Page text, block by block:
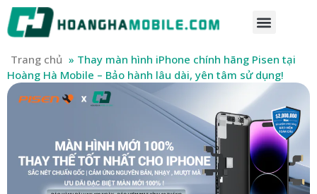
Trang chủ » Thay màn hình iPhone chính hãng Pisen tại
Hoàng Hà Mobile – Bảo hành lâu dài, yên tâm sử dụng!